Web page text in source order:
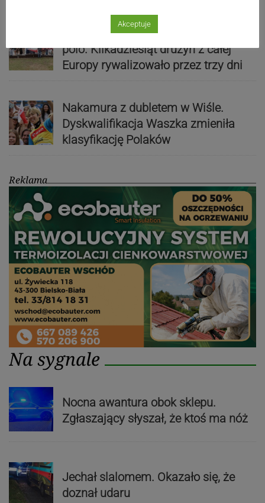
Kaniów stolicą europejskiego kajak
polo. Kilkadziesiąt drużyn z całej
Europy rywalizowało przez trzy dni
Nakamura z dubletem w Wiśle.
Dyskwalifikacja Waszka zmieniła
klasyfikację Polaków
Reklama
Na sygnale
Nocna awantura obok sklepu.
Zgłaszający słyszał, że ktoś ma nóż
Jechał slalomem. Okazało się, że
doznał udaru
Akceptuje